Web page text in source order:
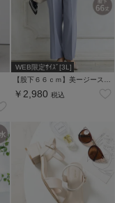
WEB限定ｻｲｽﾞ[3L]
￥2,980 税込